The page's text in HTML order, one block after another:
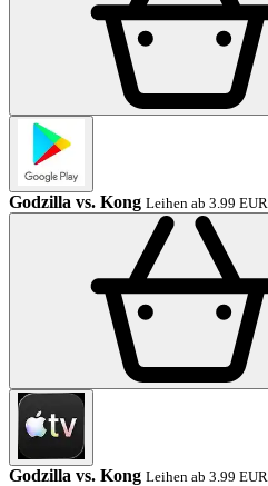
Godzilla vs. Kong Leihen ab 3.99 EUR
Godzilla vs. Kong Leihen ab 3.99 EUR